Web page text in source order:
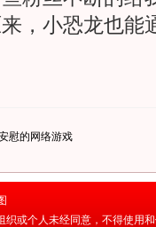
，小恐龙也能
慰的网络游戏
织或个人未经同意，不得使用